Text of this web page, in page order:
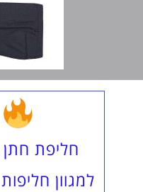
חליפת חתן
למגוון חליפות